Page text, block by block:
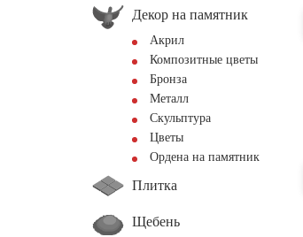
Декор на памятник
Акрил
Композитные цветы
Бронза
Металл
Скульптура
Цветы
Ордена на памятник
Плитка
Щебень